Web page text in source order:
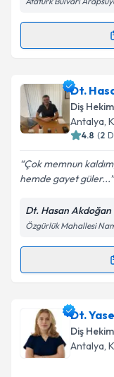
Randevu
Prof. Dr.
oluşturun. Size
takvim
Kişisel
Metni'ni
Dt.
Diş
Antalya,
4.8 (2
Çok memnun
hemde gayet güler...
Dt. Hasan Akdoğan
Özgürlük Mahallesi
Randevu
Dt. Hasan
oluşturun. Size
takvim
Dt.
Diş
Antalya,